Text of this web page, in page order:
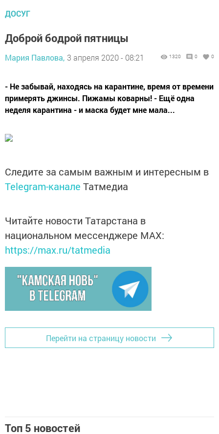
ДОСУГ
Доброй бодрой пятницы
Мария Павлова, 3 апреля 2020 - 08:21 1320 0 0
- Не забывай, находясь на карантине, время от времени
примерять джинсы. Пижамы коварны! - Ещё одна
неделя карантина - и маска будет мне мала...
Следите за самым важным и интересным в
Telegram-канале Татмедиа
Читайте новости Татарстана в
национальном мессенджере MАХ:
https://max.ru/tatmedia
Перейти на страницу новости
Топ 5 новостей